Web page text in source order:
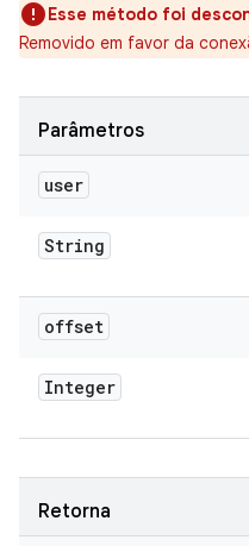
Esse método foi
Removido em favor da
Parâmetros
user
String
offset
Integer
Retorna